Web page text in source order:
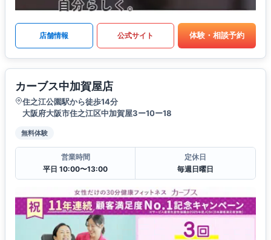
店舗情報 公式サイト 体験・相談予約
カーブス中加賀屋店
住之江公園駅から徒歩14分
大阪府大阪市住之江区中加賀屋3ー10ー18
無料体験
営業時間
平日 10:00〜13:00
定休日
毎週日曜日